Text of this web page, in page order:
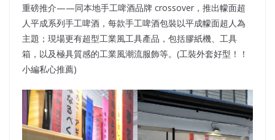
重磅推介——同本地手工啤酒品牌 crossover，推出幪面超
人平成系列手工啤酒，每款手工啤酒包裝以平成幪面超人為
主題；現場更有超型工業風工具產品，包括膠紙機、工具
箱，以及極具質感的工業風潮流服飾等。(工裝外套好型！！
小編私心推薦)